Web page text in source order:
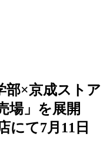
部×京成ストア
場」を展開
にて7月11日